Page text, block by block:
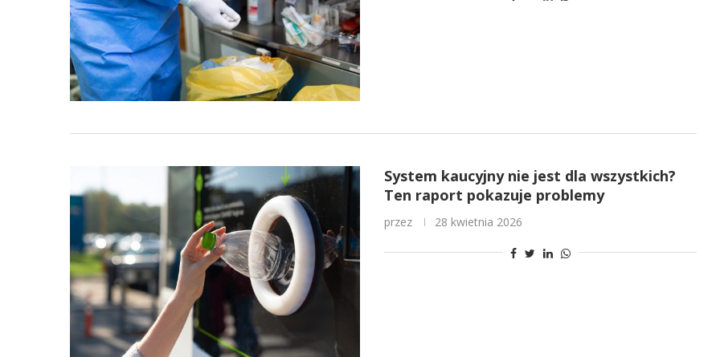
System kaucyjny nie jest dla wszystkich?
Ten raport pokazuje problemy
przez 28 kwietnia 2026